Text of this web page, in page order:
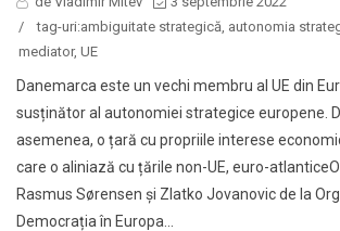
/
tag-uri:ambiguitate strategică autonomia
mediator, UE
Danemarca este un vechi membru al UE din
susținător al autonomiei strategice europene.
asemenea, o țară cu propriile interese
care o aliniază cu țările non-UE, euro-
Rasmus Sørensen și Zlatko Jovanovic de la
Democrația în Europa...